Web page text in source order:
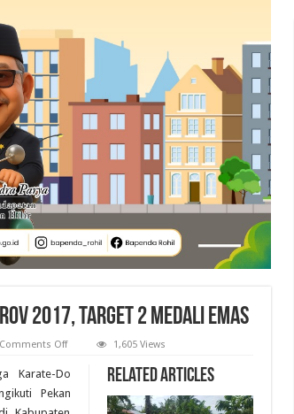
2017, Target 2 Medali Emas
Comments Offon
Lakukan
Persiapan
Porprov
1,605 Views
Related Articles
Karate-Do
Pekan